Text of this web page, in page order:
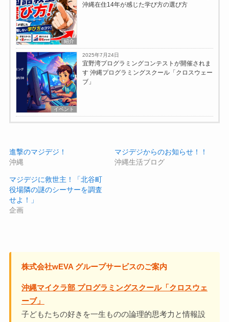
紹介
沖縄在住14年が感じた学び方の選び方
イベント
2025年7月24日
宜野湾プログラミングコンテストが開催されま
す 沖縄プログラミングスクール「クロスウェー
ブ」
進撃のマジデジ！
沖縄
マジデジからのお知らせ！！
沖縄生活ブログ
マジデジに救世主！「北谷町
役場隣の謎のシーサーを調査
せよ！」
企画
株式会社wEVA グループサービスのご案内
沖縄マイクラ部 プログラミングスクール「クロスウェ
ーブ」
子どもたちの好きを一生ものの論理的思考力と情報設